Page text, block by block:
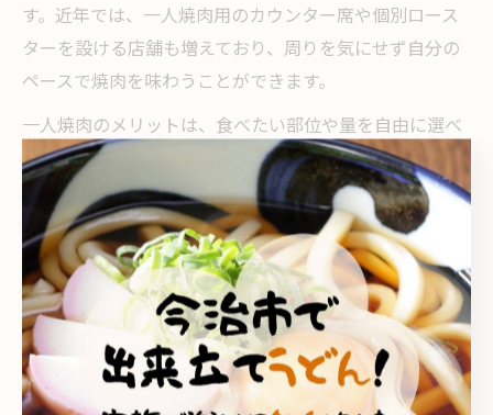
す。近年では、一人焼肉用のカウンター席や個別ロース
ターを設ける店舗も増えており、周りを気にせず自分の
ペースで焼肉を味わうことができます。
一人焼肉のメリットは、食べたい部位や量を自由に選べ
る点や、静かなランチタイムを過ごせることです。例え
ば、ランチメニューの中でもセットや定食形式が充実し
ている店舗なら、注文も簡単で一人でも安心して利用で
きます。
初めて一人焼肉に挑戦する場合は、事前に「今治 1人 焼
肉」などで検索し、口コミやレビューを参考にしてみま
しょう。また、混雑しやすい時間帯を避けることで、よ
りリラックスした雰囲気で焼肉ランチを楽しめます。